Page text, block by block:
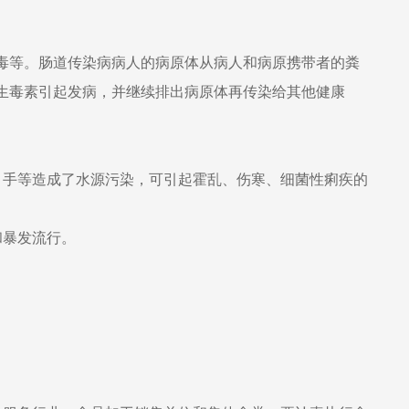
。肠道传染病病人的病原体从病人和病原携带者的粪
素引起发病，并继续排出病原体再传染给其他健康
造成了水源污染，可引起霍乱、伤寒、细菌性痢疾的
发流行。